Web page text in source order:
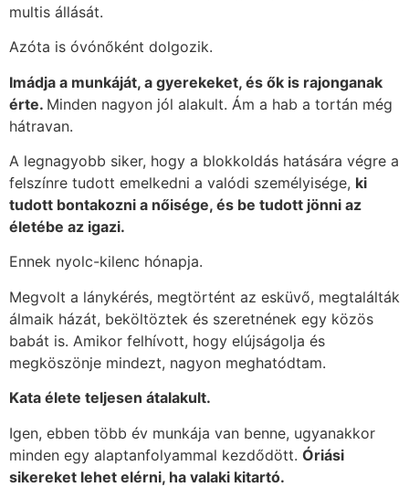
multis állását.
Azóta is óvónőként dolgozik.
Imádja a munkáját, a gyerekeket, és ők is rajonganak
érte. Minden nagyon jól alakult. Ám a hab a tortán még
hátravan.
A legnagyobb siker, hogy a blokkoldás hatására végre a
felszínre tudott emelkedni a valódi személyisége, ki
tudott bontakozni a nőisége, és be tudott jönni az
életébe az igazi.
Ennek nyolc-kilenc hónapja.
Megvolt a lánykérés, megtörtént az esküvő, megtalálták
álmaik házát, beköltöztek és szeretnének egy közös
babát is. Amikor felhívott, hogy elújságolja és
megköszönje mindezt, nagyon meghatódtam.
Kata élete teljesen átalakult.
Igen, ebben több év munkája van benne, ugyanakkor
minden egy alaptanfolyammal kezdődött. Óriási
sikereket lehet elérni, ha valaki kitartó.